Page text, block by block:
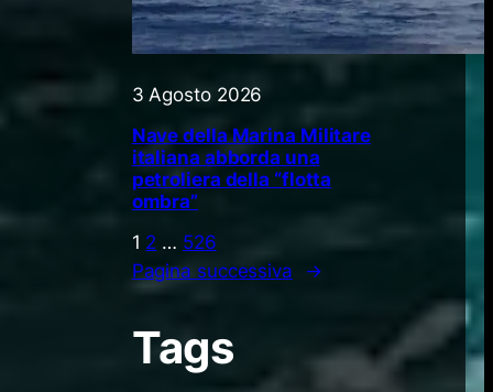
3 Agosto 2026
Nave della Marina Militare
italiana abborda una
petroliera della “flotta
ombra”
1 2 … 526
Pagina successiva
→
Tags